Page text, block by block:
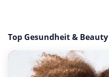
Top Gesundheit &